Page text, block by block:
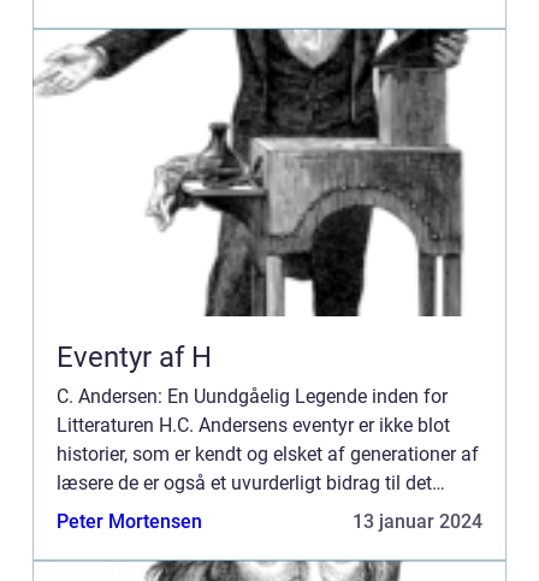
Eventyr af H
C. Andersen: En Uundgåelig Legende inden for
Litteraturen H.C. Andersens eventyr er ikke blot
historier, som er kendt og elsket af generationer af
læsere de er også et uvurderligt bidrag til det
danske kulturarv. Hans enestående fortælleevne
Peter Mortensen 13 januar 2024